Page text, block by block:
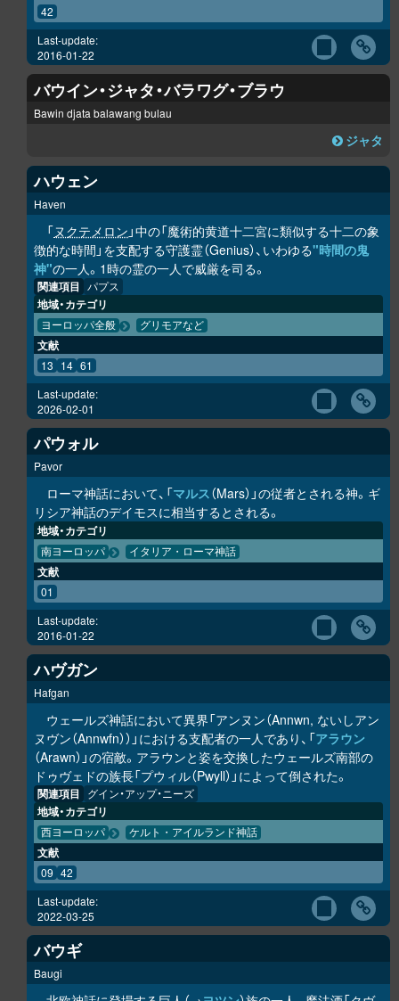
42
Last-update:
2016-01-22
バウイン・ジャタ・バラワグ・ブラウ
Bawin djata balawang bulau
ジャタ
ハウェン
Haven
「ヌクテメロン 」中の「魔術的黄道十二宮に類似する十二の象
徴的な時間」を支配する守護霊（Genius）、いわゆる"時間の鬼
神"の一人。1時の霊の一人で威厳を司る。
関連項目 パプス
地域・カテゴリ
ヨーロッパ全般 グリモアなど
文献
13 14 61
Last-update:
2026-02-01
パウォル
Pavor
ローマ神話において、「マルス（Mars）」の従者とされる神。ギ
リシア神話のデイモスに相当するとされる。
地域・カテゴリ
南ヨーロッパ イタリア・ローマ神話
文献
01
Last-update:
2016-01-22
ハヴガン
Hafgan
ウェールズ神話において異界「アンヌン（Annwn, ないしアン
ヌヴン（Annwfn））」における支配者の一人であり、「アラウン
（Arawn）」の宿敵。アラウンと姿を交換したウェールズ南部の
ドゥヴェドの族長「プウィル（Pwyll）」によって倒された。
関連項目 グイン・アップ・ニーズ
地域・カテゴリ
西ヨーロッパ ケルト・アイルランド神話
文献
09 42
Last-update:
2022-03-25
バウギ
Baugi